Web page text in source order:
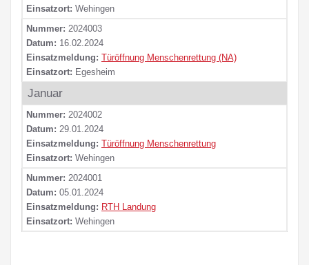
Einsatzort: Wehingen
Nummer: 2024003
Datum: 16.02.2024
Einsatzmeldung: Türöffnung Menschenrettung (NA)
Einsatzort: Egesheim
Januar
Nummer: 2024002
Datum: 29.01.2024
Einsatzmeldung: Türöffnung Menschenrettung
Einsatzort: Wehingen
Nummer: 2024001
Datum: 05.01.2024
Einsatzmeldung: RTH Landung
Einsatzort: Wehingen